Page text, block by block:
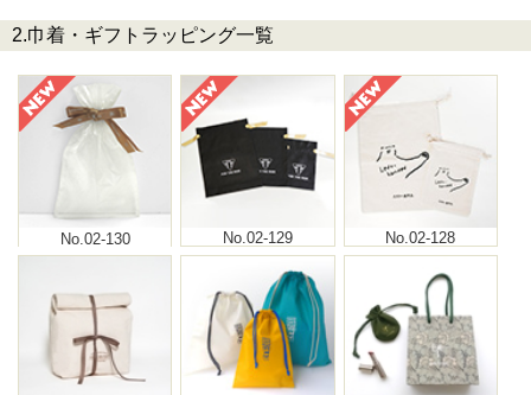
2.巾着・ギフトラッピング一覧
No.02-130 No.02-129 No.02-128